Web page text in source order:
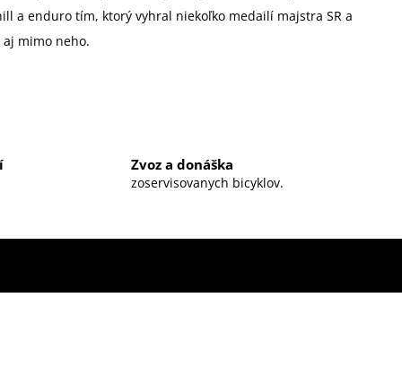
a enduro tím, ktorý vyhral niekoľko medailí majstra SR a
aj mimo neho.
Zvoz a donáška
zoservisovanych bicyklov.